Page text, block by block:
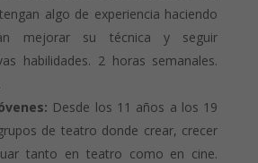
algo de experiencia haciendo
mejorar su técnica y seguir
habilidades. 2 horas semanales.
Desde los 11 años a los 19
de teatro donde crear, crecer
tanto en teatro como en cine.